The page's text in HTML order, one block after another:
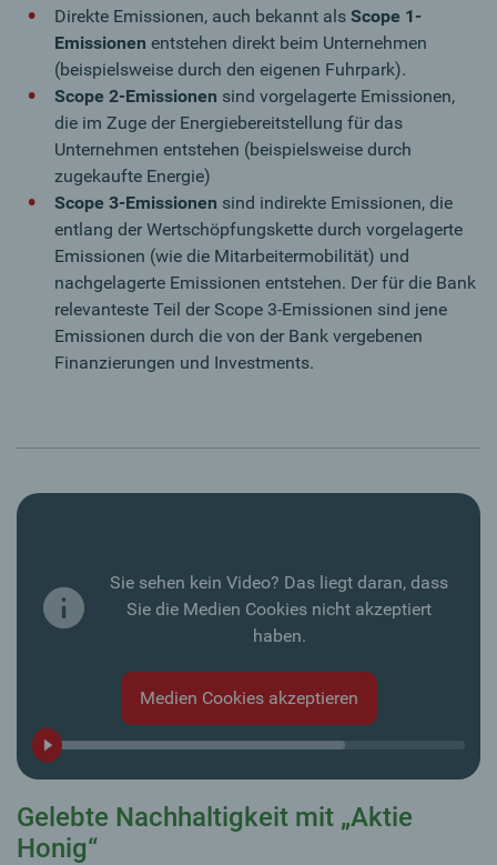
Direkte Emissionen, auch bekannt als Scope 1-
Emissionen entstehen direkt beim Unternehmen
(beispielsweise durch den eigenen Fuhrpark).
Scope 2-Emissionen sind vorgelagerte Emissionen,
die im Zuge der Energiebereitstellung für das
Unternehmen entstehen (beispielsweise durch
zugekaufte Energie)
Scope 3-Emissionen sind indirekte Emissionen, die
entlang der Wertschöpfungskette durch vorgelagerte
Emissionen (wie die Mitarbeitermobilität) und
nachgelagerte Emissionen entstehen. Der für die Bank
relevanteste Teil der Scope 3-Emissionen sind jene
Emissionen durch die von der Bank vergebenen
Finanzierungen und Investments.
Gelebte Nachhaltigkeit mit „Aktie
Honig“
Sie sehen kein Video? Das liegt daran, dass
Sie die Medien Cookies nicht akzeptiert
haben.
Medien Cookies akzeptieren